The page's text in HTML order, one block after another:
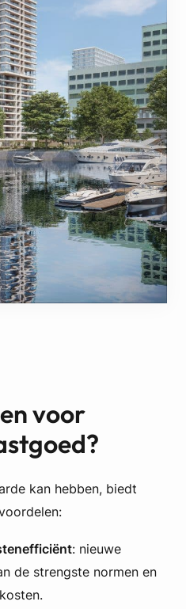
voor
kan hebben, biedt
: nieuwe
de strengste normen en